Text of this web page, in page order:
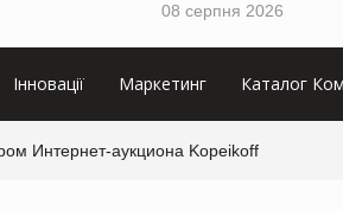
08 серпня 2026
Інновації Маркетинг Каталог
Интернет-аукциона Kopeikoff